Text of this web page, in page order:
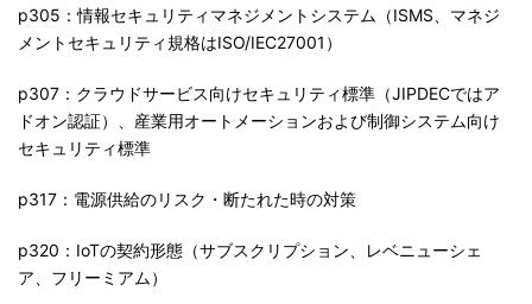
p305：情報セキュリティマネジメントシステム（ISMS、マネジ
メントセキュリティ規格はISO/IEC27001）
p307：クラウドサービス向けセキュリティ標準（JIPDECではア
ドオン認証）、産業用オートメーションおよび制御システム向け
セキュリティ標準
p317：電源供給のリスク・断たれた時の対策
p320：IoTの契約形態（サブスクリプション、レベニューシェ
ア、フリーミアム）